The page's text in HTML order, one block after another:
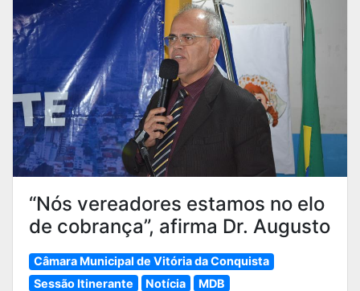
“Nós vereadores estamos no elo
de cobrança”, afirma Dr. Augusto
Câmara Municipal de Vitória da Conquista
Sessão Itinerante
Notícia
MDB